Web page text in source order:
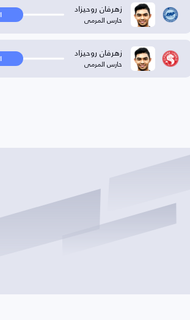
زهرفان روحيزاد
حارس المرمى
زهرفان روحيزاد
حارس المرمى